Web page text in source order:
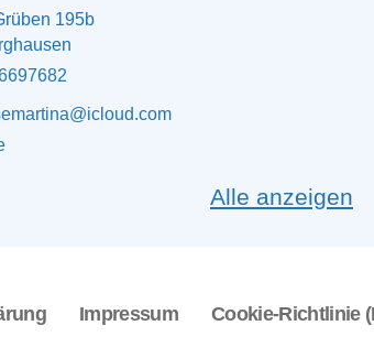
195b
Alle anzeigen
Impressum Cookie-Richtlinie